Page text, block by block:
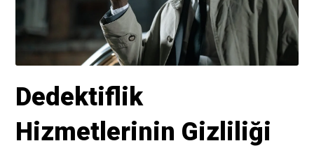
Dedektiflik
Hizmetlerinin Gizliliği